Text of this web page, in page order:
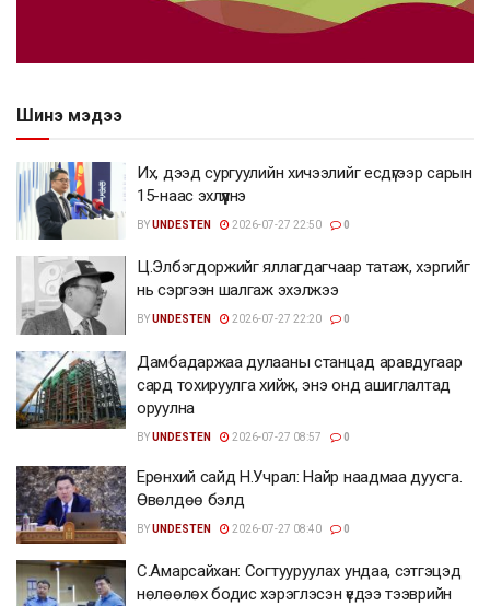
Шинэ мэдээ
Их, дээд сургуулийн хичээлийг есдүгээр сарын
15-наас эхлүүлнэ
BYUNDESTEN 2026-07-27 22:50 0
Ц.Элбэгдоржийг яллагдагчаар татаж, хэргийг
нь сэргээн шалгаж эхэлжээ
BYUNDESTEN 2026-07-27 22:20 0
Дамбадаржаа дулааны станцад аравдугаар
сард тохируулга хийж, энэ онд ашиглалтад
оруулна
BYUNDESTEN 2026-07-27 08:57 0
Ерөнхий сайд Н.Учрал: Найр наадмаа дуусга.
Өвөлдөө бэлд
BYUNDESTEN 2026-07-27 08:40 0
С.Амарсайхан: Согтууруулах ундаа, сэтгэцэд
нөлөөлөх бодис хэрэглэсэн үедээ тээврийн